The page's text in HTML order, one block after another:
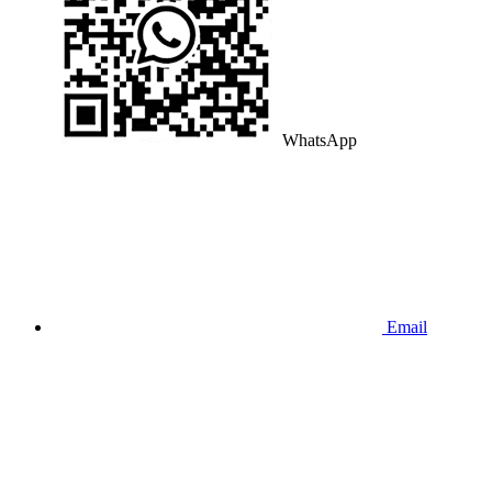
WhatsApp
Email